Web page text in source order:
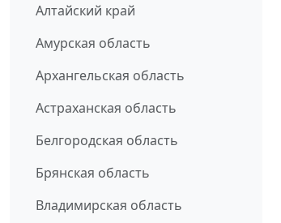
Алтайский край
Амурская область
Архангельская область
Астраханская область
Белгородская область
Брянская область
Владимирская область